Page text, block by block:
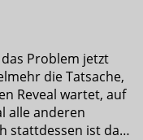
Problem jetzt
die Tatsache,
Reveal wartet, auf
alle anderen
stattdessen ist da…